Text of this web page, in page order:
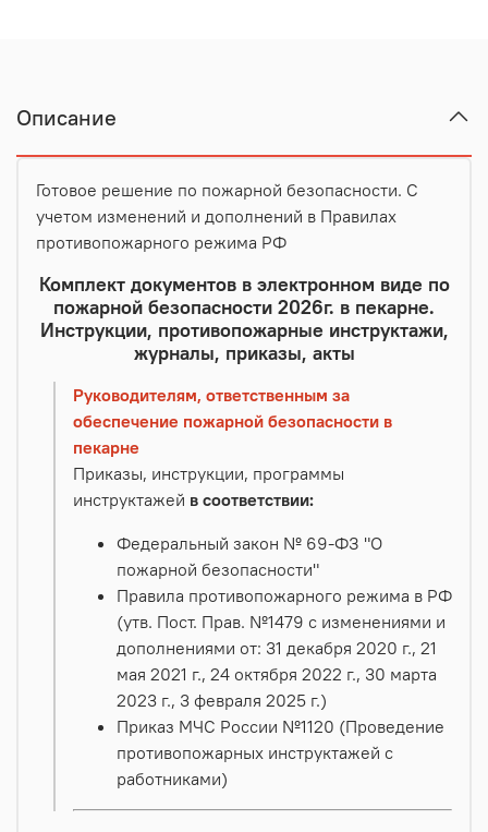
Описание
Готовое решение по пожарной безопасности. С
учетом изменений и дополнений в Правилах
противопожарного режима РФ
Комплект документов в электронном виде по
пожарной безопасности 2026г. в пекарне.
Инструкции, противопожарные инструктажи,
журналы, приказы, акты
Руководителям, ответственным за
обеспечение пожарной безопасности в
пекарне
Приказы, инструкции, программы
инструктажей в соответствии:
Федеральный закон № 69-ФЗ "О
пожарной безопасности"
Правила противопожарного режима в РФ
(утв. Пост. Прав. №1479 с изменениями и
дополнениями от: 31 декабря 2020 г., 21
мая 2021 г., 24 октября 2022 г., 30 марта
2023 г., 3 февраля 2025 г.)
Приказ МЧС России №1120 (Проведение
противопожарных инструктажей с
работниками)